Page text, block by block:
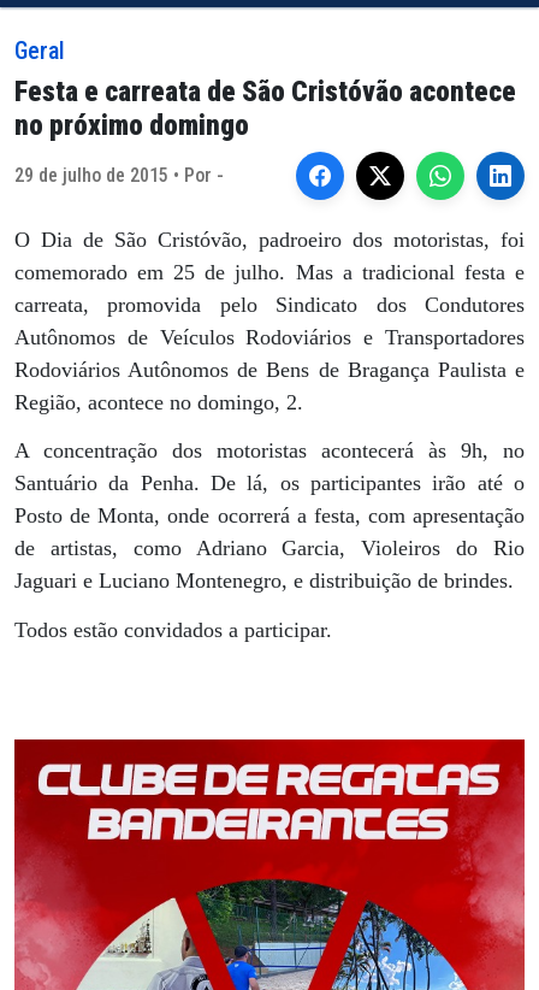
Geral
Festa e carreata de São Cristóvão acontece
no próximo domingo
29 de julho de 2015 • Por -
O Dia de São Cristóvão, padroeiro dos motoristas, foi
comemorado em 25 de julho. Mas a tradicional festa e
carreata, promovida pelo Sindicato dos Condutores
Autônomos de Veículos Rodoviários e Transportadores
Rodoviários Autônomos de Bens de Bragança Paulista e
Região, acontece no domingo, 2.
A concentração dos motoristas acontecerá às 9h, no
Santuário da Penha. De lá, os participantes irão até o
Posto de Monta, onde ocorrerá a festa, com apresentação
de artistas, como Adriano Garcia, Violeiros do Rio
Jaguari e Luciano Montenegro, e distribuição de brindes.
Todos estão convidados a participar.